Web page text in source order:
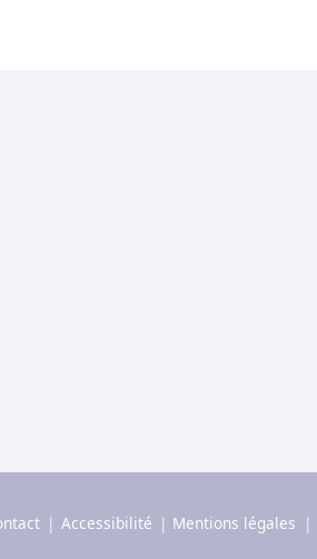
Accessibilité Mentions légales